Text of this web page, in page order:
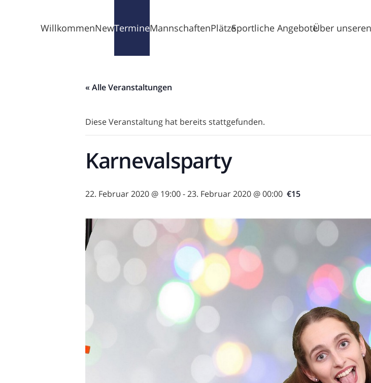
WillkommenNewsTermineMannschaftenPlätzeSportliche AngeboteÜber
« Alle Veranstaltungen
Diese Veranstaltung hat bereits stattgefunden.
Karnevalsparty
22. Februar 2020 @ 19:00-23. Februar 2020 @ 00:00 €15